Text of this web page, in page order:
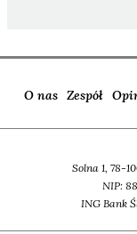
O nas Zespół
Solna 1, 78-
NIP:
ING Bank